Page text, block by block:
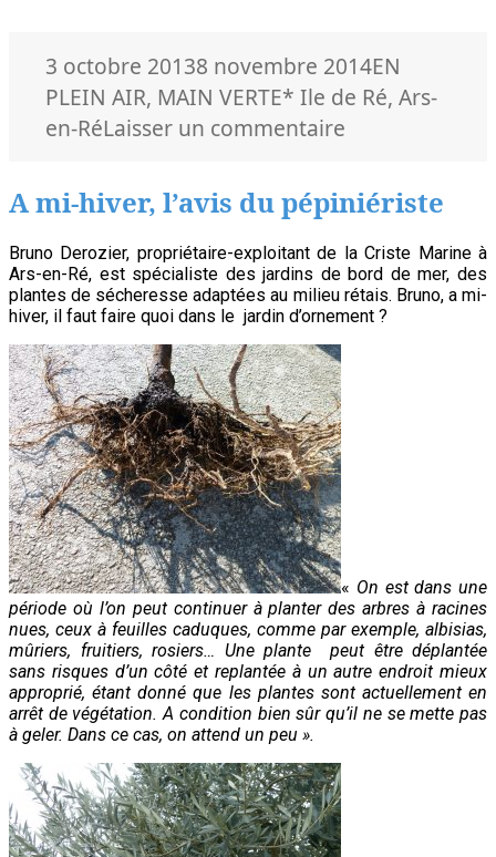
Publié
le
3 octobre 20138 novembre 2014Catégories
EN
PLEIN AIR, MAIN VERTEMots-
clés
* Ile de Ré,Ars-
en-RéLaisser un commentaire
d’automne,
l’avis
du
pépiniériste
A mi-hiver, l’avis du pépiniériste
Bruno Derozier, propriétaire-exploitant de la Criste Marine à
Ars-en-Ré, est spécialiste des jardins de bord de mer, des
plantes de sécheresse adaptées au milieu rétais. Bruno, a mi-
hiver, il faut faire quoi dans le jardin d’ornement ?
« On est dans une
période où l’on peut continuer à planter des arbres à racines
nues, ceux à feuilles caduques, comme par exemple, albisias,
mûriers, fruitiers, rosiers… Une plante peut être déplantée
sans risques d’un côté et replantée à un autre endroit mieux
approprié, étant donné que les plantes sont actuellement en
arrêt de végétation.A condition bien sûr qu’il ne se mette pas
à geler. Dans ce cas, on attend un peu ».